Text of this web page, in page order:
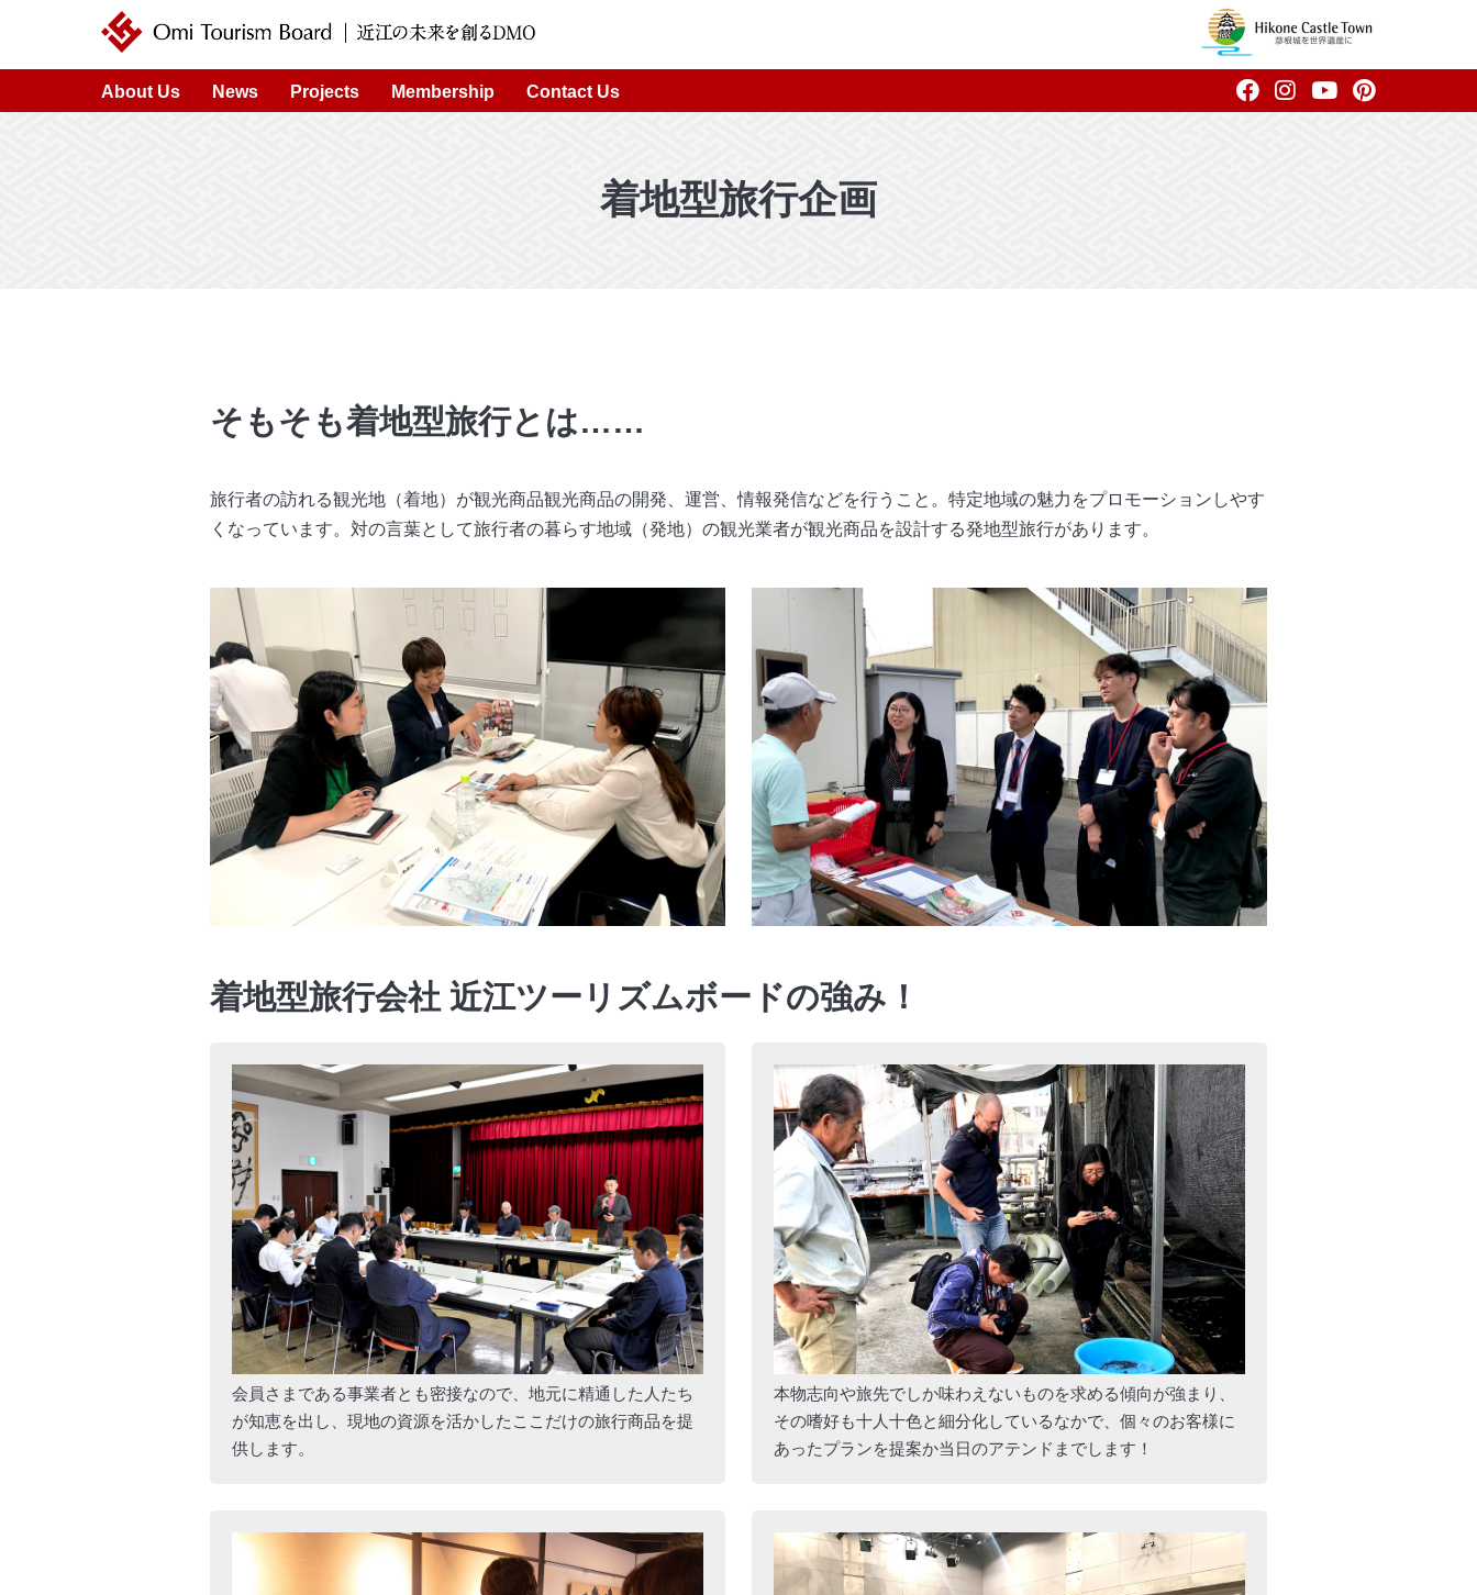
近江ツーリズムボード | 未来の近江を創るDMO
About Us
News Projects Membership Contact Us
着地型旅行企画
そもそも着地型旅行とは……
旅行者の訪れる観光地（着地）が観光商品観光商品の開発、運営、情報発信などを行うこと。特定地域の魅力をプロモーションしやす
くなっています。対の言葉として旅行者の暮らす地域（発地）の観光業者が観光商品を設計する発地型旅行があります。
着地型旅行会社 近江ツーリズムボードの強み！
会員さまである事業者とも密接なので、地元に精通した人たち
が知恵を出し、現地の資源を活かしたここだけの旅行商品を提
供します。
本物志向や旅先でしか味わえないものを求める傾向が強まり、
その嗜好も十人十色と細分化しているなかで、個々のお客様に
あったプランを提案か当日のアテンドまでします！